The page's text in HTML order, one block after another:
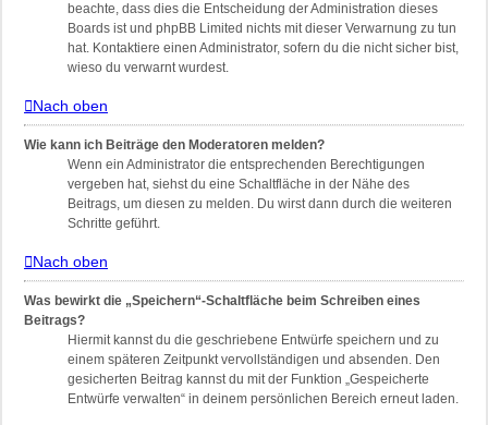
beachte, dass dies die Entscheidung der Administration dieses
Boards ist und phpBB Limited nichts mit dieser Verwarnung zu tun
hat. Kontaktiere einen Administrator, sofern du die nicht sicher bist,
wieso du verwarnt wurdest.
Nach oben
Wie kann ich Beiträge den Moderatoren melden?
Wenn ein Administrator die entsprechenden Berechtigungen
vergeben hat, siehst du eine Schaltfläche in der Nähe des
Beitrags, um diesen zu melden. Du wirst dann durch die weiteren
Schritte geführt.
Nach oben
Was bewirkt die „Speichern“-Schaltfläche beim Schreiben eines
Beitrags?
Hiermit kannst du die geschriebene Entwürfe speichern und zu
einem späteren Zeitpunkt vervollständigen und absenden. Den
gesicherten Beitrag kannst du mit der Funktion „Gespeicherte
Entwürfe verwalten“ in deinem persönlichen Bereich erneut laden.